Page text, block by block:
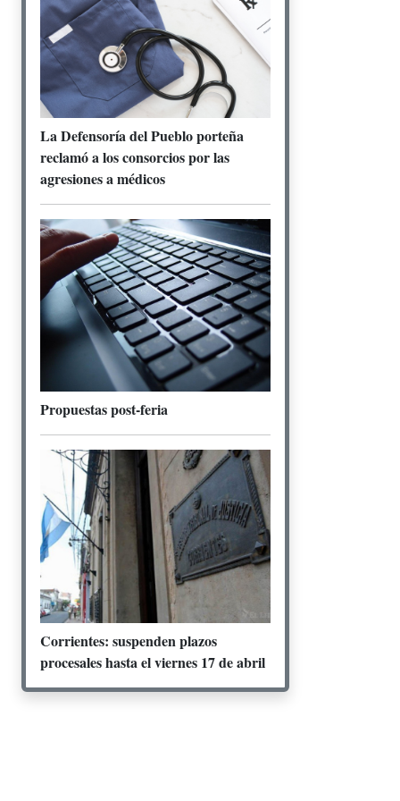
La Defensoría del Pueblo porteña
reclamó a los consorcios por las
agresiones a médicos
Propuestas post-feria
Corrientes: suspenden plazos
procesales hasta el viernes 17 de abril